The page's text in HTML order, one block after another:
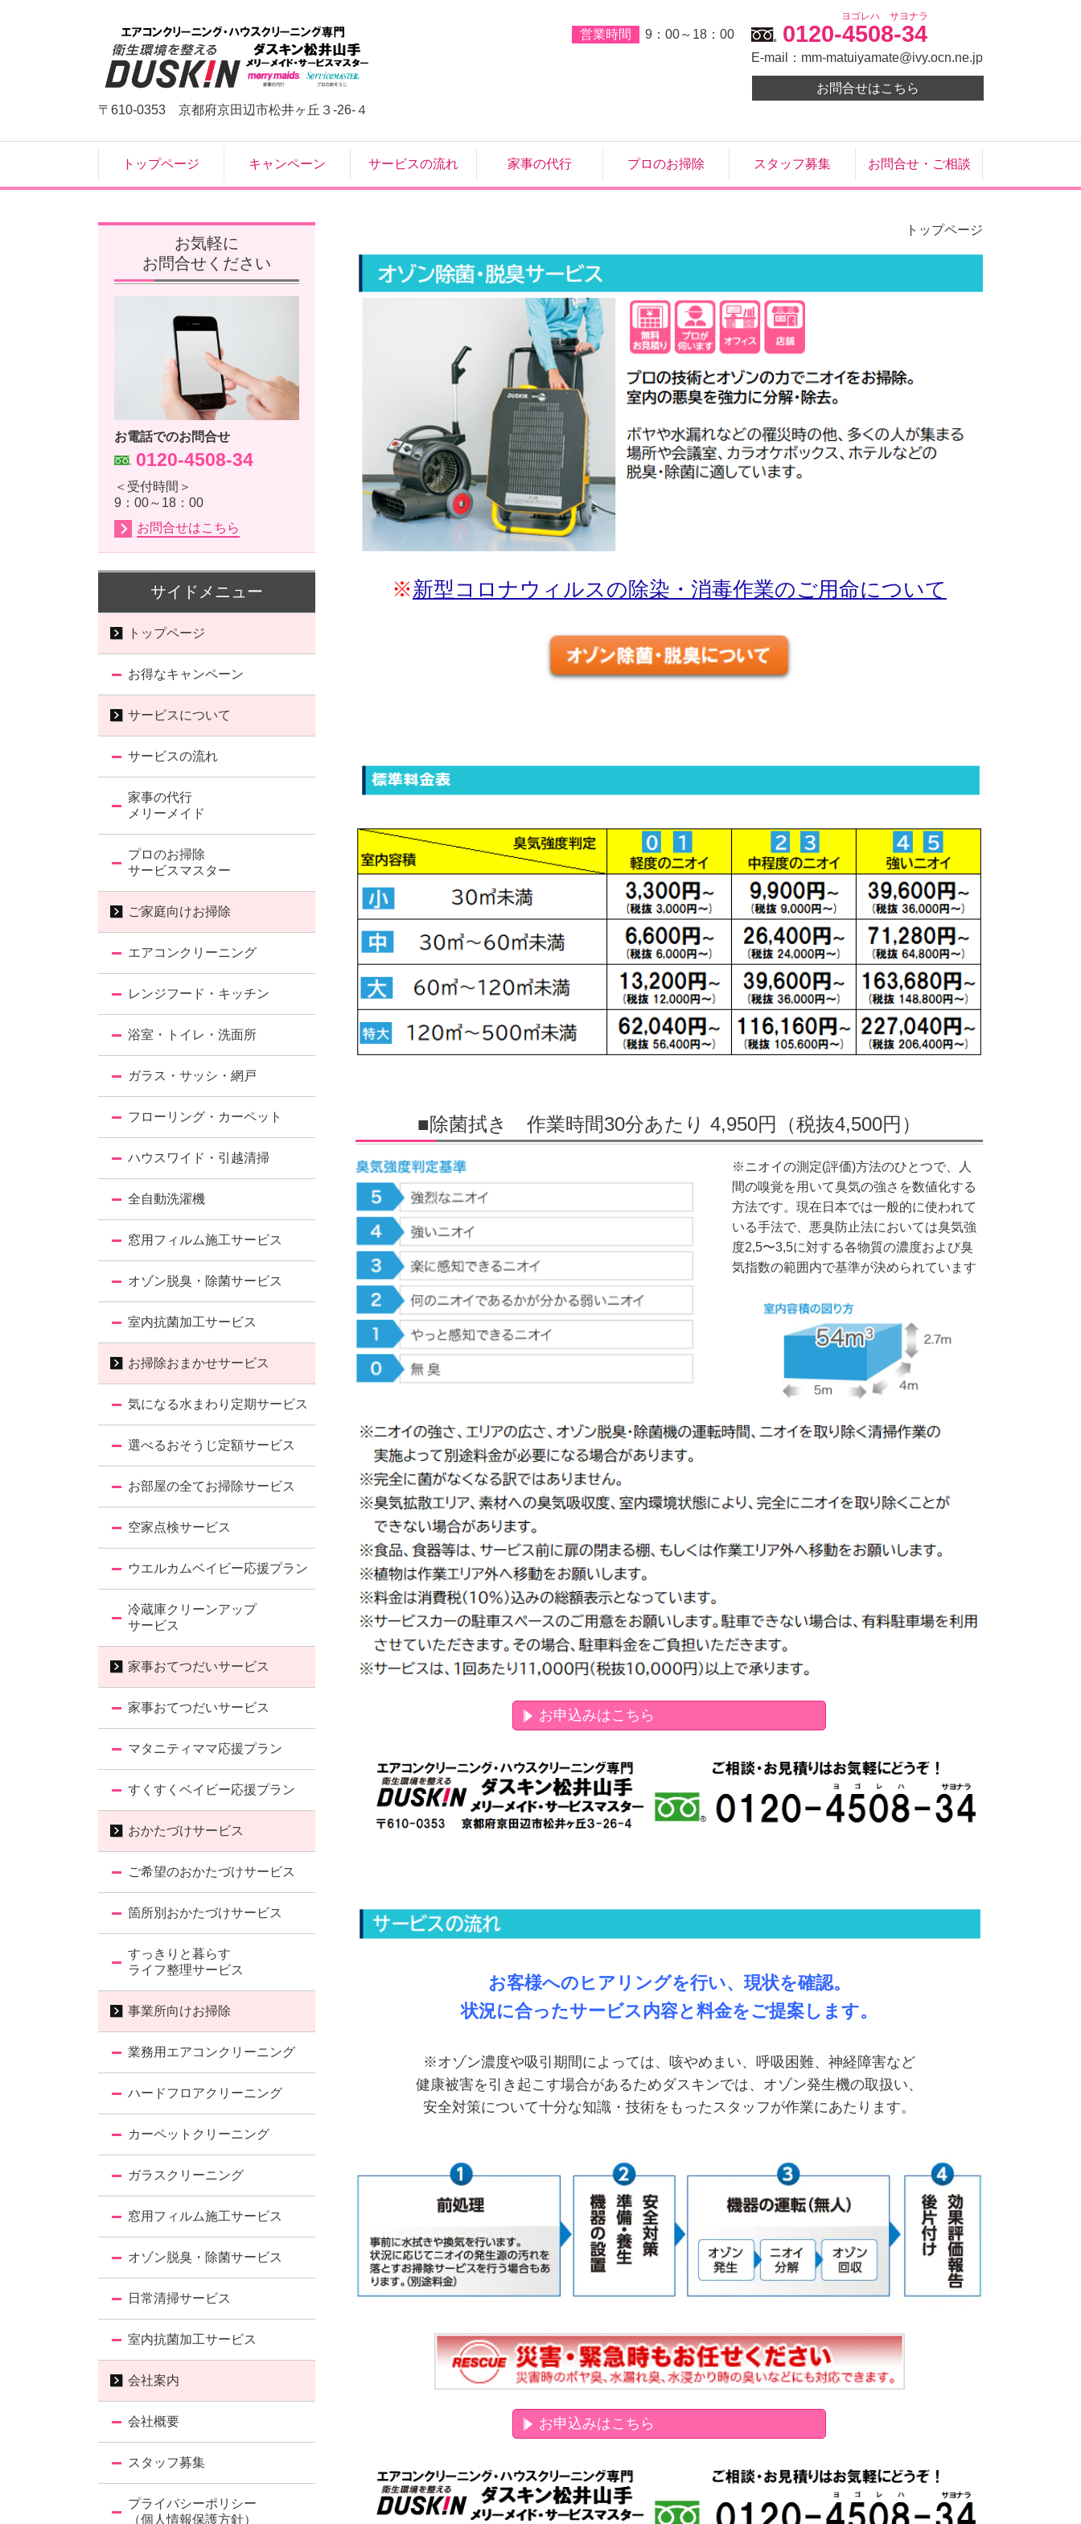
〒610-0353 京都府京田辺市松井ヶ丘３-26-４
営業時間 9：00～18：00
ヨゴレハ サヨナラ
0120-4508-34
E-mail： mm-matuiyamate@ivy.ocn.ne.jp
お問合せはこちら
トップページ キャンペーン サービスの流れ 家事の代行 プロのお掃除 スタッフ募集 お問合せ・ご相談
トップページ
※新型コロナウィルスの除染・消毒作業のご用命について
■除菌拭き 作業時間30分あたり 4,950円（税抜4,500円）
※ニオイの測定(評価)方法のひとつで、人
間の嗅覚を用いて臭気の強さを数値化する
方法です。現在日本では一般的に使われて
いる手法で、悪臭防止法においては臭気強
度2,5〜3,5に対する各物質の濃度および臭
気指数の範囲内で基準が決められています
お申込みはこちら
お客様へのヒアリングを行い、現状を確認。
状況に合ったサービス内容と料金をご提案します。
※オゾン濃度や吸引期間によっては、咳やめまい、呼吸困難、神経障害など
健康被害を引き起こす場合があるためダスキンでは、オゾン発生機の取扱い、
安全対策について十分な知識・技術をもったスタッフが作業にあたります。
お申込みはこちら
お気軽に
お問合せください
お電話でのお問合せ
0120-4508-34
＜受付時間＞
9：00～18：00
お問合せはこちら
サイドメニュー
トップページ
お得なキャンペーン
サービスについて
サービスの流れ
家事の代行
メリーメイド
プロのお掃除
サービスマスター
ご家庭向けお掃除
エアコンクリーニング
レンジフード・キッチン
浴室・トイレ・洗面所
ガラス・サッシ・網戸
フローリング・カーペット
ハウスワイド・引越清掃
全自動洗濯機
窓用フィルム施工サービス
オゾン脱臭・除菌サービス
室内抗菌加工サービス
お掃除おまかせサービス
気になる水まわり定期サービス
選べるおそうじ定額サービス
お部屋の全てお掃除サービス
空家点検サービス
ウエルカムベイビー応援プラン
冷蔵庫クリーンアップ
サービス
家事おてつだいサービス
家事おてつだいサービス
マタニティママ応援プラン
すくすくベイビー応援プラン
おかたづけサービス
ご希望のおかたづけサービス
箇所別おかたづけサービス
すっきりと暮らす
ライフ整理サービス
事業所向けお掃除
業務用エアコンクリーニング
ハードフロアクリーニング
カーペットクリーニング
ガラスクリーニング
窓用フィルム施工サービス
オゾン脱臭・除菌サービス
日常清掃サービス
室内抗菌加工サービス
会社案内
会社概要
スタッフ募集
プライバシーポリシー
（個人情報保護方針）